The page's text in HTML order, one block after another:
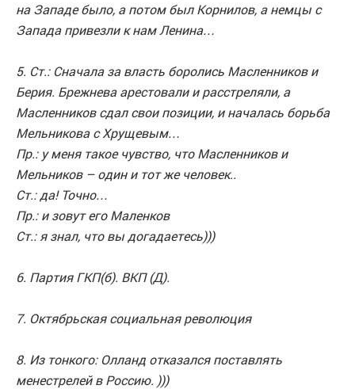
на Западе было, а потом был Корнилов, а немцы с
Запада привезли к нам Ленина…
5. Ст.: Сначала за власть боролись Масленников и
Берия. Брежнева арестовали и расстреляли, а
Масленников сдал свои позиции, и началась борьба
Мельникова с Хрущевым…
Пр.: у меня такое чувство, что Масленников и
Мельников – один и тот же человек..
Ст.: да! Точно…
Пр.: и зовут его Маленков
Ст.: я знал, что вы догадаетесь)))
6. Партия ГКП(б). ВКП (Д).
7. Октябрьская социальная революция
8. Из тонкого: Олланд отказался поставлять
менестрелей в Россию. )))